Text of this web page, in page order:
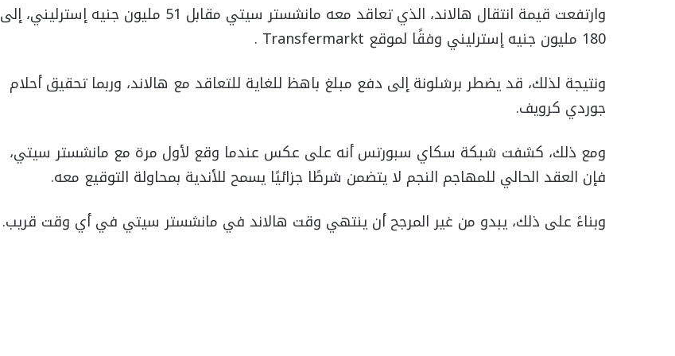
وارتفعت قيمة انتقال هالاند، الذي تعاقد معه مانشستر سيتي مقابل 51 مليون جنيه إسترليني، إلى
180 مليون جنيه إسترليني وفقًا لموقع Transfermarkt .
ونتيجة لذلك، قد يضطر برشلونة إلى دفع مبلغ باهظ للغاية للتعاقد مع هالاند، وربما تحقيق أحلام
جوردي كرويف.
ومع ذلك، كشفت شبكة سكاي سبورتس أنه على عكس عندما وقع لأول مرة مع مانشستر سيتي،
فإن العقد الحالي للمهاجم النجم لا يتضمن شرطًا جزائيًا يسمح للأندية بمحاولة التوقيع معه.
وبناءً على ذلك، يبدو من غير المرجح أن ينتهي وقت هالاند في مانشستر سيتي في أي وقت قريب.